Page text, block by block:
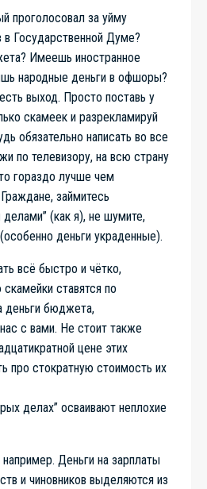
проголосовал за уйму
в Государственной Думе?
Имеешь иностранное
народные деньги в офшоры?
выход. Просто поставь у
скамеек и разрекламируй
обязательно написать во все
по телевизору, на всю страну
гораздо лучше чем
займитесь
(как я), не шумите,
деньги украденные).
всё быстро и чётко,
ставятся по
деньги бюджета,
с вами. Не стоит также
цене этих
про стократную стоимость их
делах” осваивают неплохие
например. Деньги на зарплаты
и чиновников выделяются из